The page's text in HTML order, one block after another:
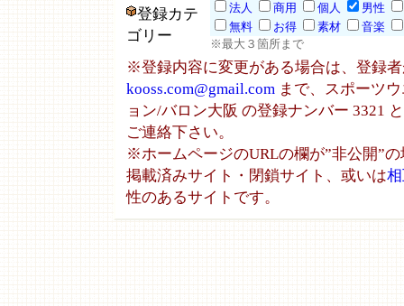
登録カテ
ゴリー
法人 商用 個人
男性
無料
お得 素材
音楽
※最大３箇所まで
※登録内容に変更がある場合は、登録
kooss.com@gmail.com まで、スポーツ
ョン/バロン大阪 の登録ナンバー 3321
ご連絡下さい。
※ホームページのURLの欄が”非公開”
掲載済みサイト・閉鎖サイト、或いは
性のあるサイトです。